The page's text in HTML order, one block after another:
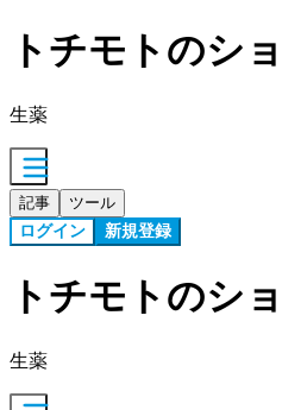
トチモトのシ
生薬
記事 ツール
ログイン 新規登録
トチモトのシ
生薬